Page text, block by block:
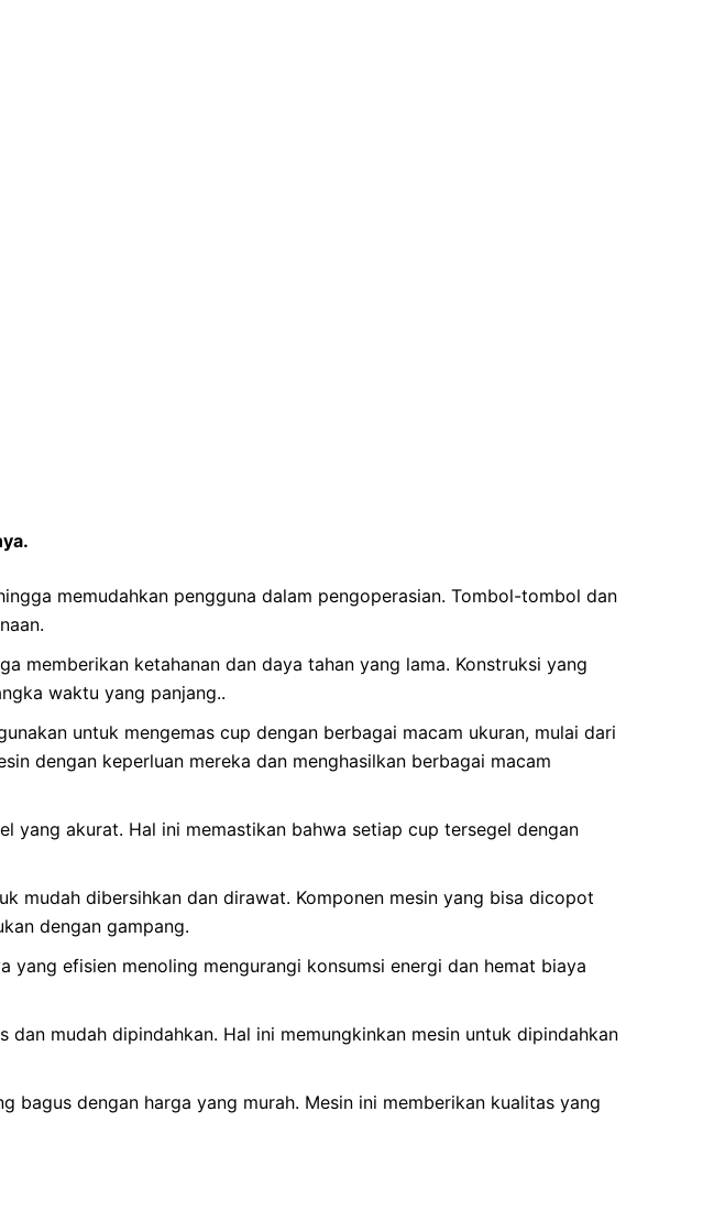
memudahkan pengguna dalam pengoperasian. Tombol-tombol dan
memberikan ketahanan dan daya tahan yang lama. Konstruksi yang
waktu yang panjang..
untuk mengemas cup dengan berbagai macam ukuran, mulai dari
dengan keperluan mereka dan menghasilkan berbagai macam
yang akurat. Hal ini memastikan bahwa setiap cup tersegel dengan
mudah dibersihkan dan dirawat. Komponen mesin yang bisa dicopot
dengan gampang.
efisien menoling mengurangi konsumsi energi dan hemat biaya
mudah dipindahkan. Hal ini memungkinkan mesin untuk dipindahkan
bagus dengan harga yang murah. Mesin ini memberikan kualitas yang